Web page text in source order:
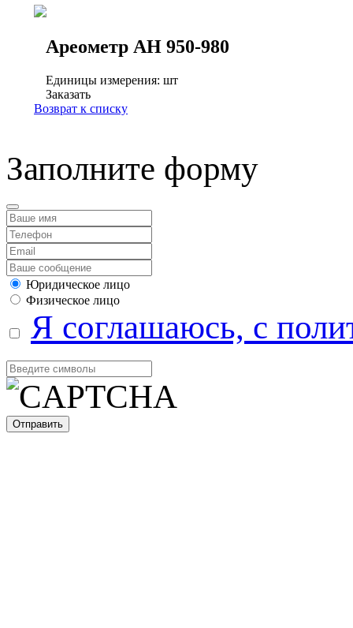
Ареометр АН 950-980
Единицы измерения: шт
Заказать
Возврат к списку
Заполните форму
Юридическое лицо
Физическое лицо
Я соглашаюсь, с